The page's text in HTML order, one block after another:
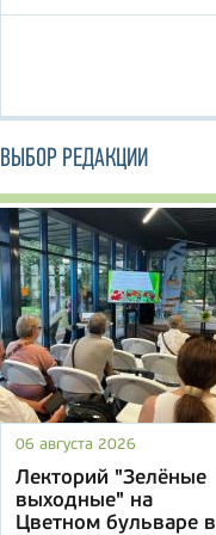
ВЫБОР РЕДАКЦИИ
06 августа 2026
Лекторий "Зелёные
выходные" на
Цветном бульваре в